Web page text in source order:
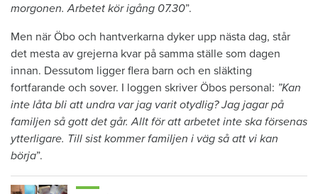
morgonen. Arbetet kör igång 07.30”.
Men när Öbo och hantverkarna dyker upp nästa dag, står
det mesta av grejerna kvar på samma ställe som dagen
innan. Dessutom ligger flera barn och en släkting
fortfarande och sover. I loggen skriver Öbos personal: ”Kan
inte låta bli att undra var jag varit otydlig? Jag jagar på
familjen så gott det går. Allt för att arbetet inte ska försenas
ytterligare. Till sist kommer familjen i väg så att vi kan
börja”.